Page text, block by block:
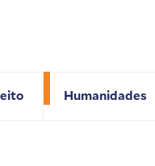
Humanidades